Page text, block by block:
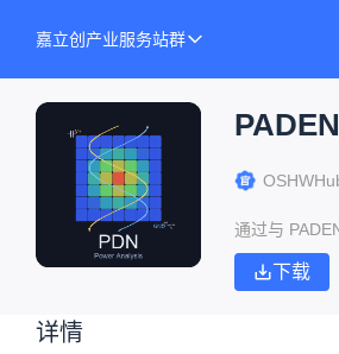
嘉立创产业服务站群
通过与
下载
详情